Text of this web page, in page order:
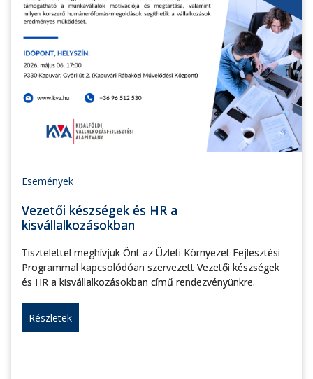
Események
Vezetői készségek és HR a
kisvállalkozásokban
Tisztelettel meghívjuk Önt az Üzleti Környezet Fejlesztési
Programmal kapcsolódóan szervezett Vezetői készségek
és HR a kisvállalkozásokban című rendezvényünkre.
Részletek